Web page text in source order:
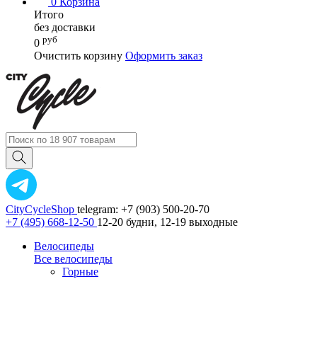
Итого
без доставки
0 руб
Очистить корзину Оформить заказ
CityCycleShop telegram: +7 (903) 500-20-70
+7 (495) 668-12-50 12-20 будни, 12-19 выходные
Велосипеды
Все велосипеды
Горные